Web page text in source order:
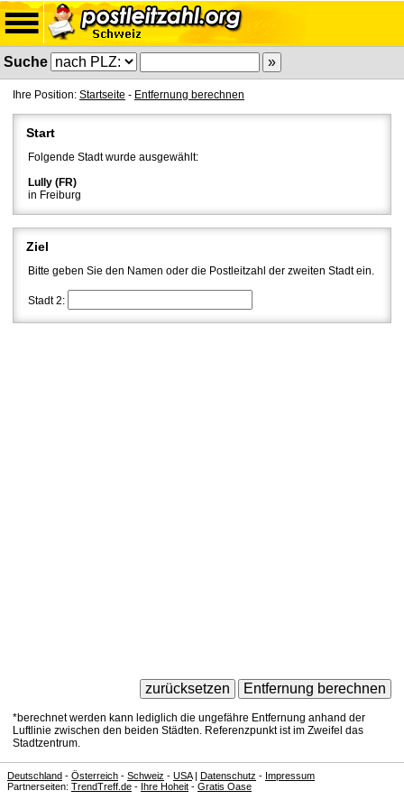
Suche
Ihre Position: Startseite - Entfernung berechnen
Start
Folgende Stadt wurde ausgewählt:
Lully (FR)
in Freiburg
Ziel
Bitte geben Sie den Namen oder die Postleitzahl der zweiten Stadt ein.
Stadt 2:
*berechnet werden kann lediglich die ungefähre Entfernung anhand der
Luftlinie zwischen den beiden Städten. Referenzpunkt ist im Zweifel das
Stadtzentrum.
Deutschland - Österreich - Schweiz - USA| Datenschutz - Impressum
Partnerseiten: TrendTreff.de - Ihre Hoheit - Gratis Oase